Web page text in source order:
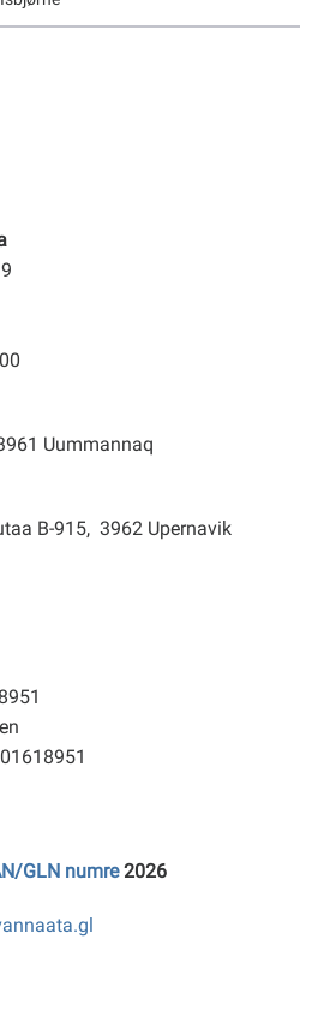
Uummannaq
B-915, 3962 Upernavik
GLN numre2026